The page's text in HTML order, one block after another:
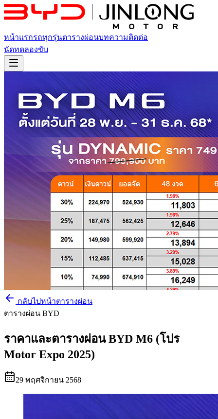
หน้าแรกรถทุกรุ่นตารางผ่อนบทความติดต่อ
นัดทดลองขับ
กลับไปหน้าตารางผ่อน
ตารางผ่อน BYD
ราคาและตารางผ่อน BYD M6 (โปร
Motor Expo 2025)
29 พฤศจิกายน 2568